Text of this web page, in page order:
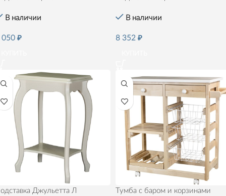
В наличии
050 ₽
В наличии
8 352 ₽
Джульетта Л Тумба с баром и корзинами